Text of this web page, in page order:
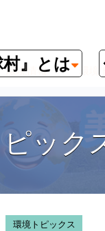
』とは
環境情報 環
ック
環境トピックス